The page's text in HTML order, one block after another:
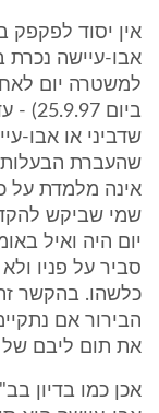
אין יסוד לפקפק
למשטרה יום
ביום
שדביני או אבו-
אינה מלמדת על
שמי שביקש
יום היה ואיל
סביר על פניו
כלשהו. בהקשר
הבירור אם
את תום ליבם של
אכן כמו בדיון